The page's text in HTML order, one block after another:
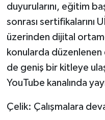
duyurularını, eğitim
sonrası sertifikalarını
üzerinden dijital
konularda
de geniş bir kitleye
YouTube kanalında
Çelik: Çalışmalara